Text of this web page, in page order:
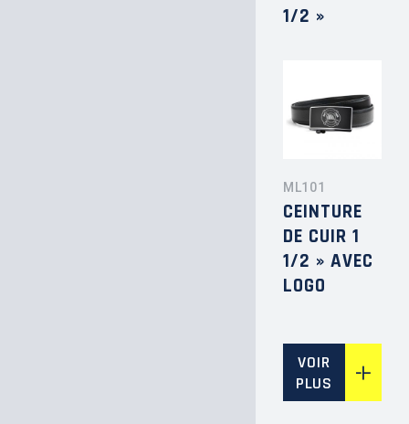
1/2 »
ML101
CEINTURE
DE CUIR 1
1/2 » AVEC
LOGO
VOIR
PLUS